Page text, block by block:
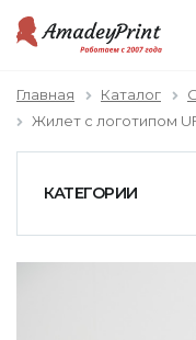
Главная Каталог
Жилет с логотипом
КАТЕГОРИИ